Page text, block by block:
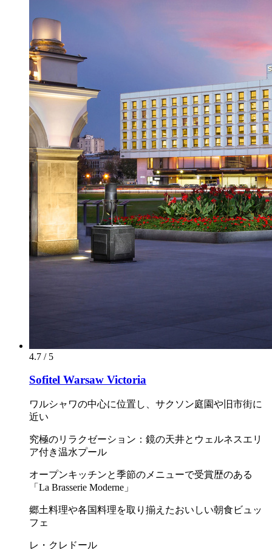
4.7 / 5
Sofitel Warsaw Victoria
ワルシャワの中心に位置し、サクソン庭園や旧市街に
近い
究極のリラクゼーション：鏡の天井とウェルネスエリ
ア付き温水プール
オープンキッチンと季節のメニューで受賞歴のある
「La Brasserie Moderne」
郷土料理や各国料理を取り揃えたおいしい朝食ビュッ
フェ
レ・クレドール